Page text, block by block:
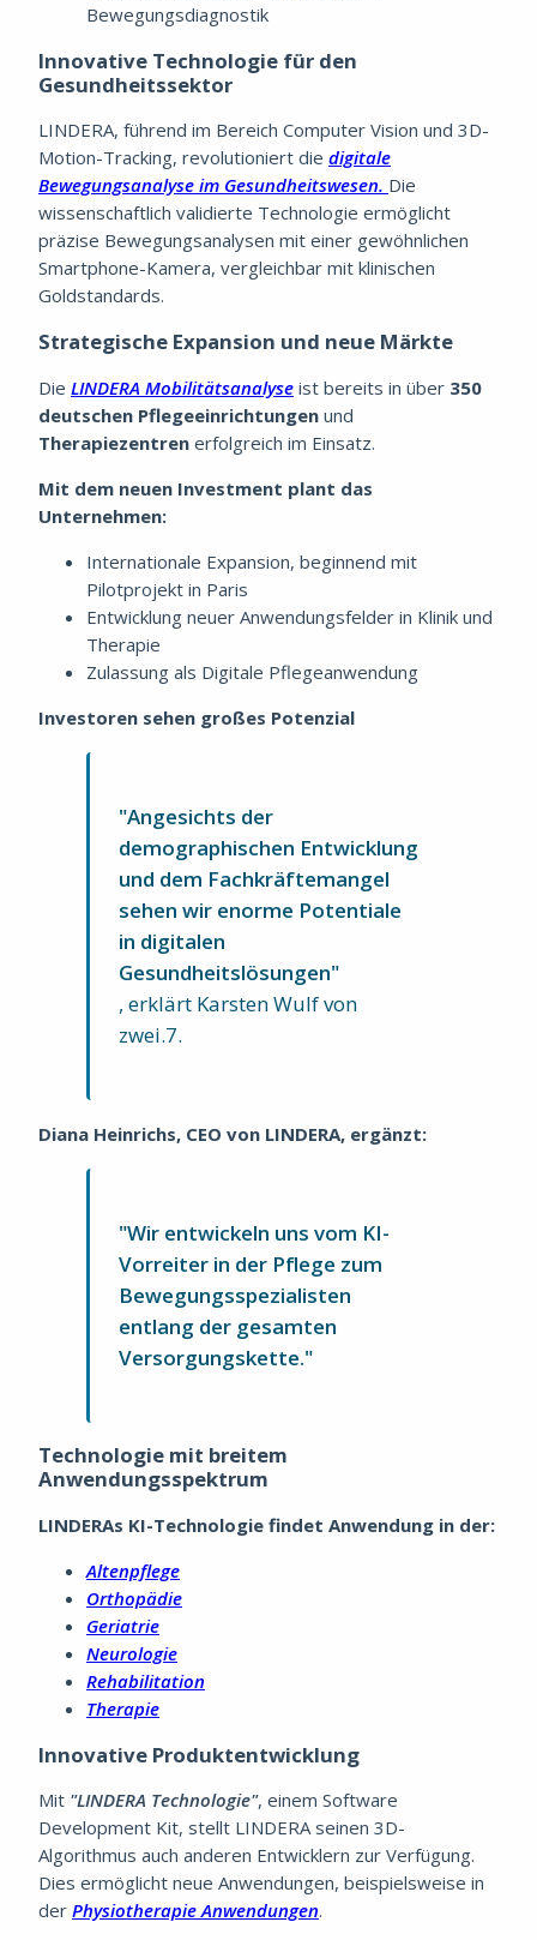
Bewegungsdiagnostik
Innovative Technologie für den
Gesundheitssektor
LINDERA, führend im Bereich Computer Vision und 3D-
Motion-Tracking, revolutioniert die digitale
Bewegungsanalyse im Gesundheitswesen. Die
wissenschaftlich validierte Technologie ermöglicht
präzise Bewegungsanalysen mit einer gewöhnlichen
Smartphone-Kamera, vergleichbar mit klinischen
Goldstandards.
Strategische Expansion und neue Märkte
Die LINDERA Mobilitätsanalyse ist bereits in über 350
deutschen Pflegeeinrichtungen und
Therapiezentren erfolgreich im Einsatz.
Mit dem neuen Investment plant das
Unternehmen:
Internationale Expansion, beginnend mit
Pilotprojekt in Paris
Entwicklung neuer Anwendungsfelder in Klinik und
Therapie
Zulassung als Digitale Pflegeanwendung
Investoren sehen großes Potenzial
"Angesichts der
demographischen Entwicklung
und dem Fachkräftemangel
sehen wir enorme Potentiale
in digitalen
Gesundheitslösungen"
, erklärt Karsten Wulf von
zwei.7.
Diana Heinrichs, CEO von LINDERA, ergänzt:
"Wir entwickeln uns vom KI-
Vorreiter in der Pflege zum
Bewegungsspezialisten
entlang der gesamten
Versorgungskette."
Technologie mit breitem
Anwendungsspektrum
LINDERAs KI-Technologie findet Anwendung in der:
Altenpflege
Orthopädie
Geriatrie
Neurologie
Rehabilitation
Therapie
Innovative Produktentwicklung
Mit "LINDERA Technologie", einem Software
Development Kit, stellt LINDERA seinen 3D-
Algorithmus auch anderen Entwicklern zur Verfügung.
Dies ermöglicht neue Anwendungen, beispielsweise in
der Physiotherapie Anwendungen.